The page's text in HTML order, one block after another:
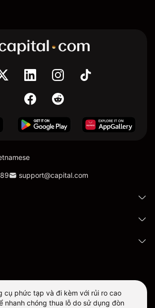
support@capital.com
cụ phức tạp và đi kèm với rủi ro cao
nhanh chóng thua lỗ do sử dụng đòn